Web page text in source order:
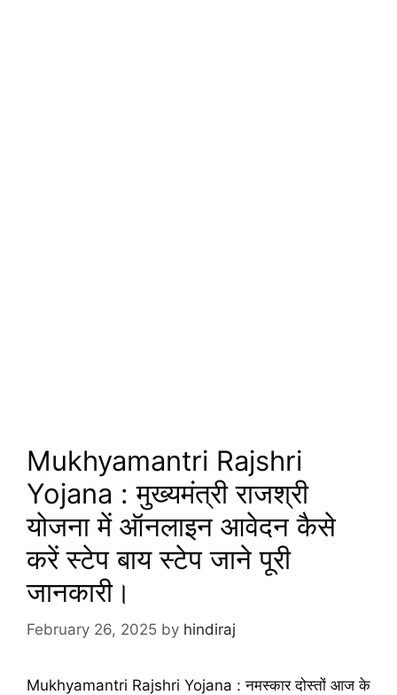
Mukhyamantri Rajshri
Yojana : मुख्यमंत्री राजश्री
योजना में ऑनलाइन आवेदन कैसे
करें स्टेप बाय स्टेप जाने पूरी
जानकारी।
February 26, 2025 by hindiraj
Mukhyamantri Rajshri Yojana : नमस्कार दोस्तों आज के